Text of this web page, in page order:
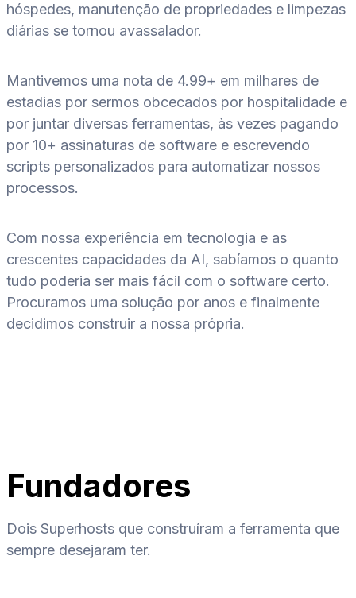
hóspedes, manutenção de propriedades e limpezas
diárias se tornou avassalador.
Mantivemos uma nota de 4.99+ em milhares de
estadias por sermos obcecados por hospitalidade e
por juntar diversas ferramentas, às vezes pagando
por 10+ assinaturas de software e escrevendo
scripts personalizados para automatizar nossos
processos.
Com nossa experiência em tecnologia e as
crescentes capacidades da AI, sabíamos o quanto
tudo poderia ser mais fácil com o software certo.
Procuramos uma solução por anos e finalmente
decidimos construir a nossa própria.
Fundadores
Dois Superhosts que construíram a ferramenta que
sempre desejaram ter.